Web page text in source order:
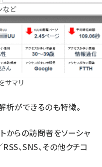
など
サマリ
析ができるのも特徴。
からの訪問者をソーシャ
、SNS、その他クチコ